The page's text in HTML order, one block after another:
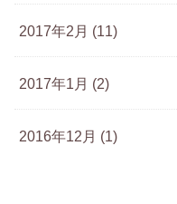
2017年2月 (11)
2017年1月 (2)
2016年12月 (1)